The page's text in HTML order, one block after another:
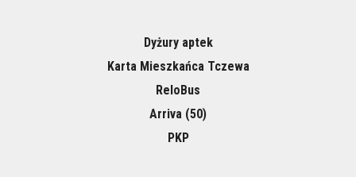
Dyżury aptek
Karta Mieszkańca Tczewa
ReloBus
Arriva (50)
PKP